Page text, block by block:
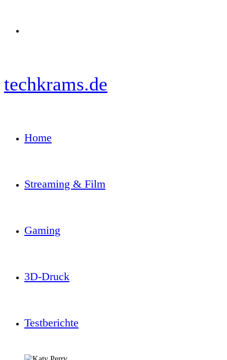
techkrams.de
Home
Streaming & Film
Gaming
3D-Druck
Testberichte